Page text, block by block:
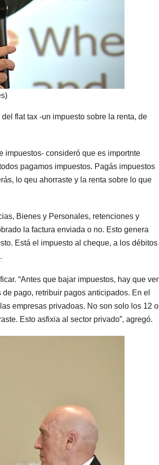
flat tax -un impuesto sobre la renta, de
impuestos- consideró que es importnte
pagamos impuestos. Pagás impuestos
lo qeu ahorraste y la renta sobre lo que
Bienes y Personales, retenciones y
la factura enviada o no. Esto genera
Está el impuesto al cheque, a los débitos
“Antes que bajar impuestos, hay que ver
pago, retribuir pagos anticipados. En el
empresas privadoas. No son solo los 12 o
Esto asfixia al sector privado”, agregó.